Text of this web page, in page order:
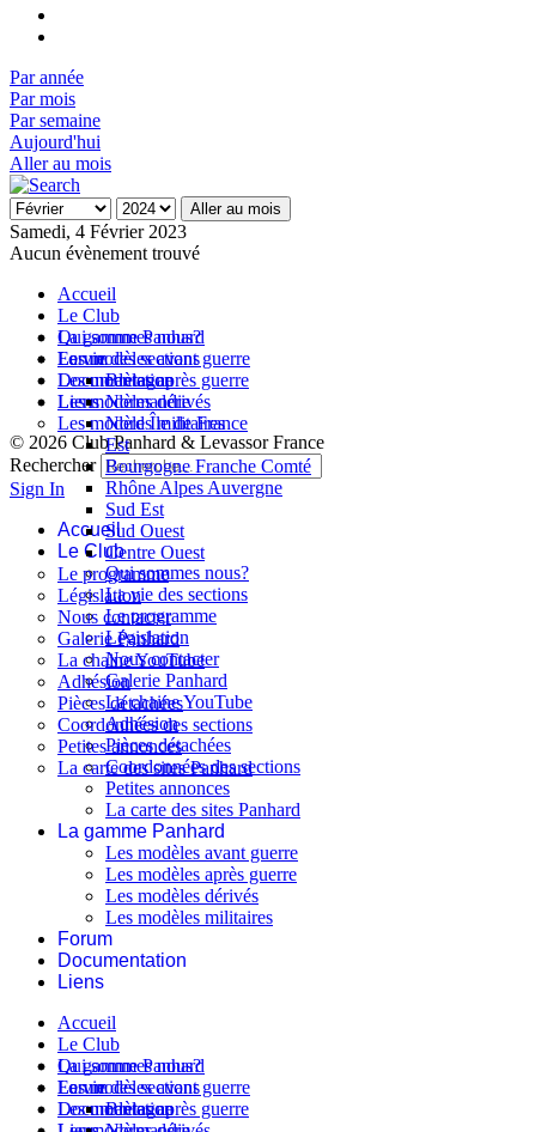
Par année
Par mois
Par semaine
Aujourd'hui
Aller au mois
Aller au mois
Samedi, 4 Février 2023
Aucun évènement trouvé
Accueil
Le Club
Qui sommes nous?
La vie des sections
Bretagne
Normandie
Nord Île de France
Est
Bourgogne Franche Comté
Rhône Alpes Auvergne
Sud Est
Sud Ouest
Centre Ouest
Le programme
Législation
Nous contacter
Galerie Panhard
La chaine YouTube
Adhésion
Pièces détachées
Coordonnées des sections
Petites annonces
La carte des sites Panhard
La gamme Panhard
Les modèles avant guerre
Les modèles après guerre
Les modèles dérivés
Les modèles militaires
Forum
Documentation
Liens
© 2026 Club Panhard & Levassor France
Rechercher
Sign In
Accueil
Le Club
Qui sommes nous?
La vie des sections
Le programme
Législation
Nous contacter
Galerie Panhard
La chaine YouTube
Adhésion
Pièces détachées
Coordonnées des sections
Petites annonces
La carte des sites Panhard
La gamme Panhard
Les modèles avant guerre
Les modèles après guerre
Les modèles dérivés
Les modèles militaires
Forum
Documentation
Liens
Accueil
Le Club
Qui sommes nous?
La vie des sections
Bretagne
La gamme Panhard
Les modèles avant guerre
Les modèles après guerre
Forum
Documentation